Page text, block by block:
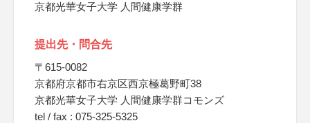
京都光華女子大学 人間健康学群
提出先・問合先
〒615-0082
京都府京都市右京区西京極葛野町38
京都光華女子大学 人間健康学群コモンズ
tel / fax : 075-325-5325